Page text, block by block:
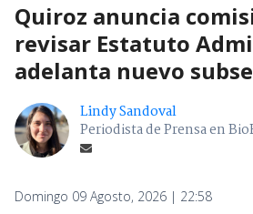
Quiroz anuncia
revisar Estatuto
adelanta nuevo
Lindy Sandoval
Periodista de Prensa en
Domingo 09 Agosto, 2026 | 22:58